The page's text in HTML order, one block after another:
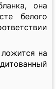
она
белого
на